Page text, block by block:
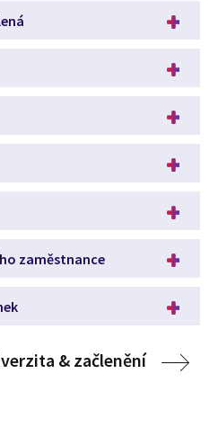
zaměstnance
& začlenění